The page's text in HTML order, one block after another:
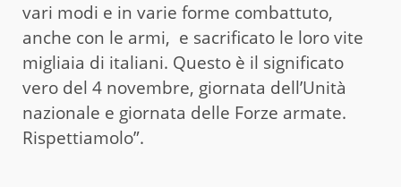
vari modi e in varie forme combattuto,
anche con le armi, e sacrificato le loro vite
migliaia di italiani. Questo è il significato
vero del 4 novembre, giornata dell’Unità
nazionale e giornata delle Forze armate.
Rispettiamolo”.